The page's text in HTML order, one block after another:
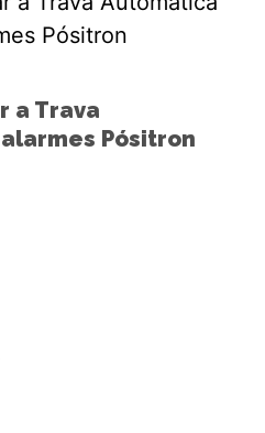
a Trava
Pósitron